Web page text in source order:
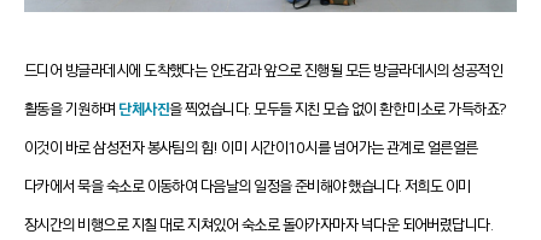
드디어 방글라데시에 도착했다는안도감과 앞으로 진행될 모든 방글라데시의 성공적인
활동을 기원하며 단체사진을 찍었습니다.모두들 지친 모습 없이 환한 미소로 가득하죠?
이것이 바로 삼성전자 봉사팀의 힘! 이미 시간이 10시를 넘어가는 관계로 얼른얼른
다카에서 묵을 숙소로 이동하여 다음날의 일정을 준비해야 했습니다.저희도 이미
장시간의 비행으로 지칠 대로 지쳐있어 숙소로 돌아가자마자 넉다운 되어버렸답니다.